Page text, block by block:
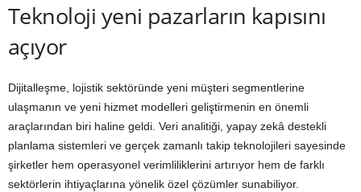
Teknoloji yeni pazarların kapısını
açıyor
Dijitalleşme, lojistik sektöründe yeni müşteri segmentlerine
ulaşmanın ve yeni hizmet modelleri geliştirmenin en önemli
araçlarından biri haline geldi. Veri analitiği, yapay zekâ destekli
planlama sistemleri ve gerçek zamanlı takip teknolojileri sayesinde
şirketler hem operasyonel verimliliklerini artırıyor hem de farklı
sektörlerin ihtiyaçlarına yönelik özel çözümler sunabiliyor.